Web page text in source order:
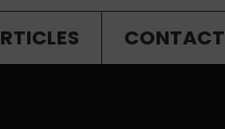
CONTACT